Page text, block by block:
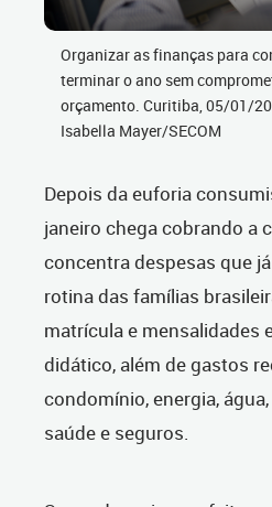
Organizar as finanças para
terminar o ano sem
orçamento. Curitiba, 05/01/
Isabella Mayer/SECOM
Depois da euforia
janeiro chega cobrando a
concentra despesas que
rotina das famílias
matrícula e mensalidades
didático, além de gastos
condomínio, energia,
saúde e seguros.